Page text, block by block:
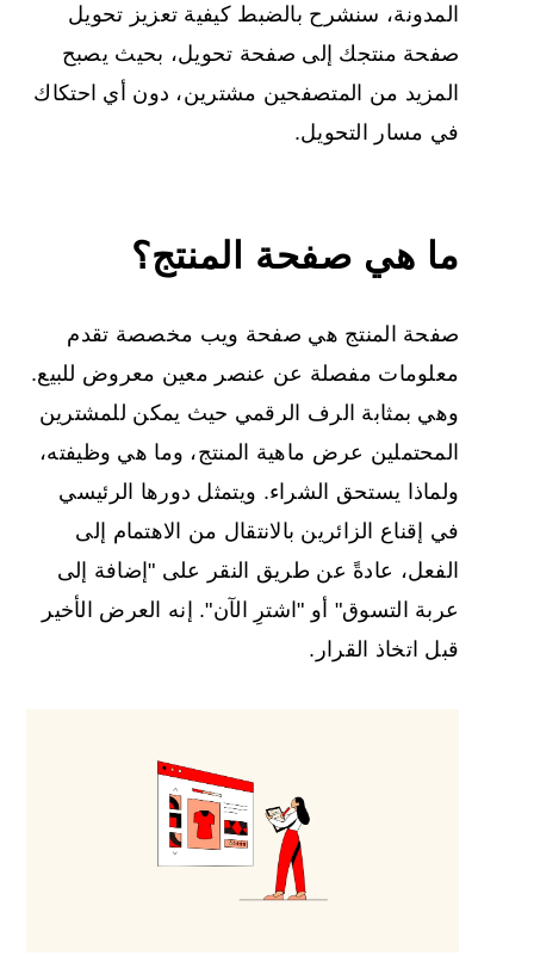
المدونة، سنشرح بالضبط كيفية تعزيز تحويل
صفحة منتجك إلى صفحة تحويل، بحيث يصبح
المزيد من المتصفحين مشترين، دون أي احتكاك
في مسار التحويل.
ما هي صفحة المنتج؟
صفحة المنتج هي صفحة ويب مخصصة تقدم
معلومات مفصلة عن عنصر معين معروض للبيع.
وهي بمثابة الرف الرقمي حيث يمكن للمشترين
المحتملين عرض ماهية المنتج، وما هي وظيفته،
ولماذا يستحق الشراء. ويتمثل دورها الرئيسي
في إقناع الزائرين بالانتقال من الاهتمام إلى
الفعل، عادةً عن طريق النقر على "إضافة إلى
عربة التسوق" أو "اشترِ الآن". إنه العرض الأخير
قبل اتخاذ القرار.